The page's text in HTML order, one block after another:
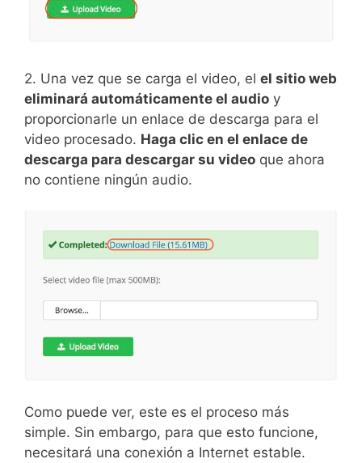
2. Una vez que se carga el video, el el sitio web
eliminará automáticamente el audio y
proporcionarle un enlace de descarga para el
video procesado. Haga clic en el enlace de
descarga para descargar su video que ahora
no contiene ningún audio.
Como puede ver, este es el proceso más
simple. Sin embargo, para que esto funcione,
necesitará una conexión a Internet estable.